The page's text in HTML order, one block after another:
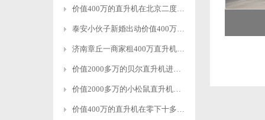
价值400万的直升机在北京二度开展空中巡检
泰安小伙子新婚出动价值400万的直升机助阵
济南章丘一商家租400万直升机进行空中飞行
价值2000多万的贝尔直升机进行空中巡检
价值2000多万的小松鼠直升机空中吊装茶树
价值400万的直升机在零下十多度的北京继续航测